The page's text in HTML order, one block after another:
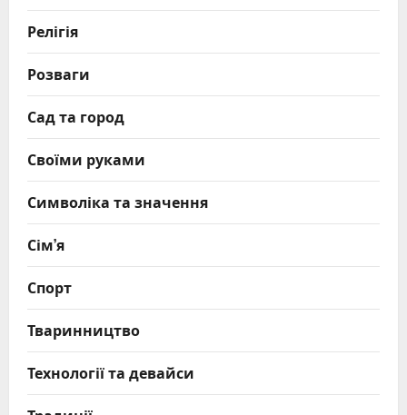
Релігія
Розваги
Сад та город
Своїми руками
Символіка та значення
Сім’я
Спорт
Тваринництво
Технології та девайси